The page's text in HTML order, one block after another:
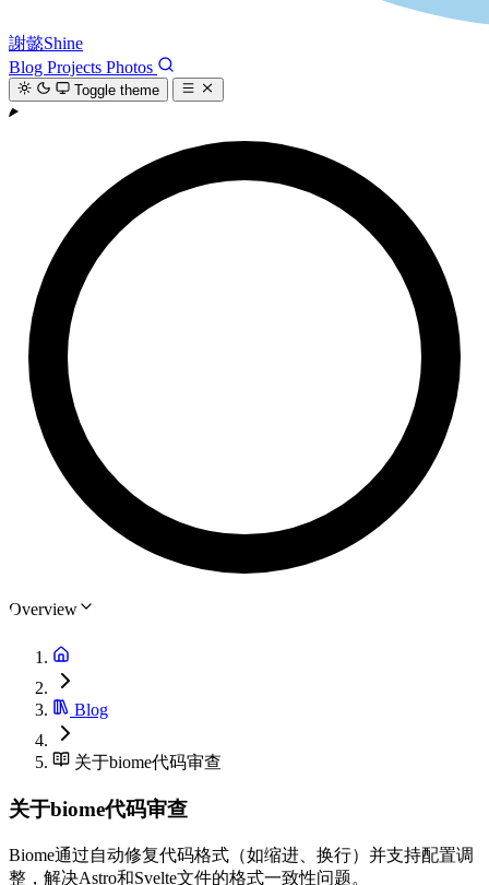
謝懿Shine
Blog Projects Photos
Toggle theme
Overview
Blog
关于biome代码审查
关于biome代码审查
Biome通过自动修复代码格式（如缩进、换行）并支持配置调
整，解决Astro和Svelte文件的格式一致性问题。